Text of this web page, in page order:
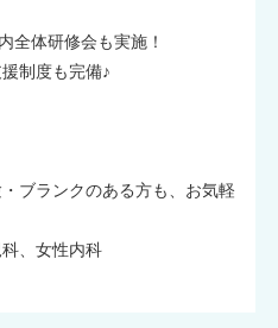
全体研修会も実施！
制度も完備♪
ブランクのある方も、お気軽
科、女性内科